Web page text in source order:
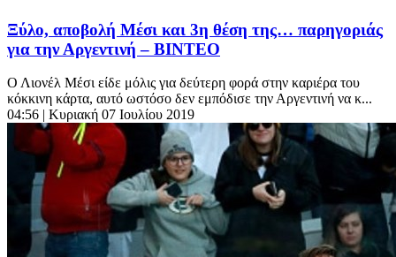
Ξύλο, αποβολή Μέσι και 3η θέση της… παρηγοριάς
για την Αργεντινή – ΒΙΝΤΕΟ
Ο Λιονέλ Μέσι είδε μόλις για δεύτερη φορά στην καριέρα του
κόκκινη κάρτα, αυτό ωστόσο δεν εμπόδισε την Αργεντινή να κ...
04:56 | Κυριακή 07 Ιουλίου 2019